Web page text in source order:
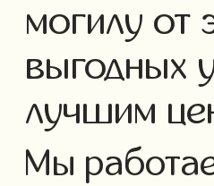
могилу от
выгодных
лучшим
Мы